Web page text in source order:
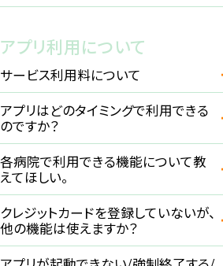
アプリ利用について
サービス利用料について
アプリはどのタイミングで利用できる
のですか？
各病院で利用できる機能について教
えてほしい。
クレジットカードを登録していないが、
他の機能は使えますか？